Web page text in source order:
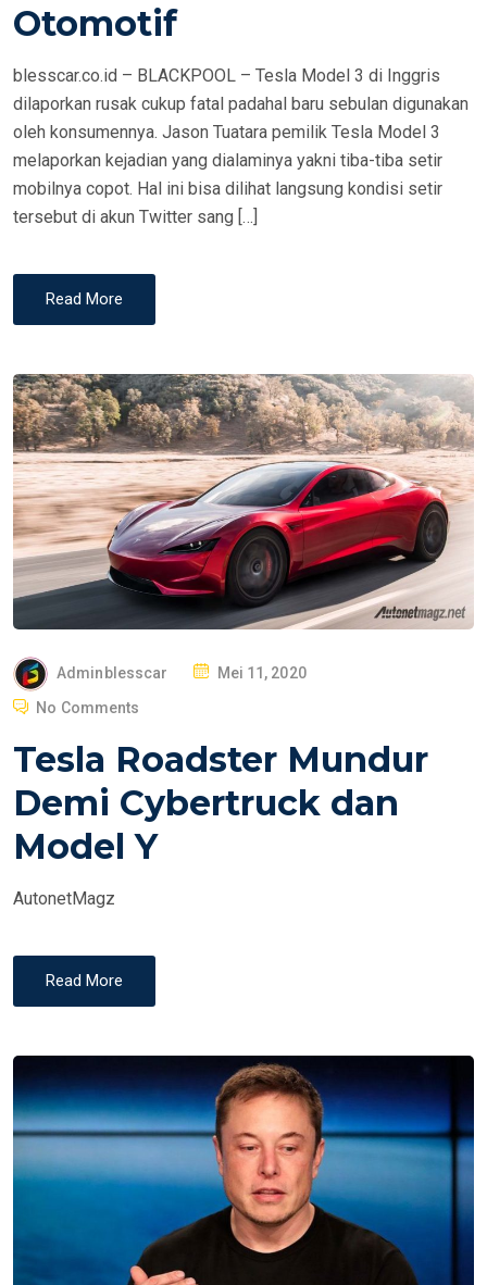
Otomotif
blesscar.co.id – BLACKPOOL – Tesla Model 3 di Inggris
dilaporkan rusak cukup fatal padahal baru sebulan digunakan
oleh konsumennya. Jason Tuatara pemilik Tesla Model 3
melaporkan kejadian yang dialaminya yakni tiba-tiba setir
mobilnya copot. Hal ini bisa dilihat langsung kondisi setir
tersebut di akun Twitter sang […]
Read More
Adminblesscar
P
T
Mei 11, 2020
No Comments
Tesla Roadster Mundur
Demi Cybertruck dan
Model Y
AutonetMagz
Read More